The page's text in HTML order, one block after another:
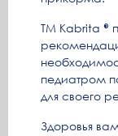
Каша
7 шт
ТМ Kabrita
педиатром
для своего
Здоровья